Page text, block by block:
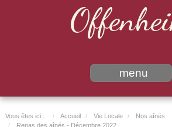
menu
Vous êtes ici : Accueil Vie Locale
Nos aînés
Repas des aînés - Décembre 2022